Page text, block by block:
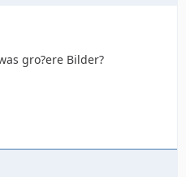
gro?ere Bilder?